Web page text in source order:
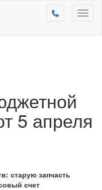
5 апреля
старую запчасть
счет